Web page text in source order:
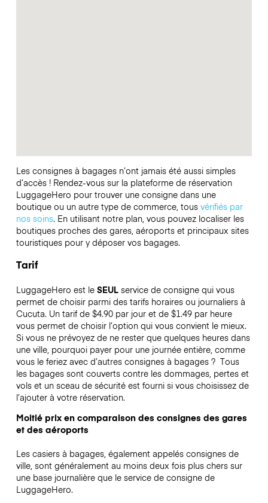
Les consignes à bagages n’ont jamais été aussi simples
d’accès ! Rendez-vous sur la plateforme de réservation
LuggageHero pour trouver une consigne dans une
boutique ou un autre type de commerce, tous vérifiés par
nos soins. En utilisant notre plan, vous pouvez localiser les
boutiques proches des gares, aéroports et principaux sites
touristiques pour y déposer vos bagages.
Tarif
LuggageHero est le SEULservice de consigne qui vous
permet de choisir parmi des tarifs horaires ou journaliers à
Cucuta. Un tarif de $4.90 par jour et de $1.49 par heure
vous permet de choisir l’option qui vous convient le mieux.
Si vous ne prévoyez de ne rester que quelques heures dans
une ville, pourquoi payer pour une journée entière, comme
vous le feriez avec d’autres consignes à bagages ? Tous
les bagages sont couverts contre les dommages, pertes et
vols et un sceau de sécurité est fourni si vous choisissez de
l’ajouter à votre réservation.
Moitié prix en comparaison des consignes des gares
et des aéroports
Les casiers à bagages, également appelés consignes de
ville, sont généralement au moins deux fois plus chers sur
une base journalière que le service de consigne de
LuggageHero.